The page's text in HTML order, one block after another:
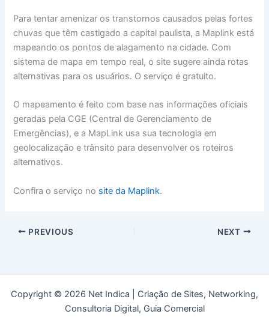
Para tentar amenizar os transtornos causados pelas fortes
chuvas que têm castigado a capital paulista, a Maplink está
mapeando os pontos de alagamento na cidade. Com
sistema de mapa em tempo real, o site sugere ainda rotas
alternativas para os usuários. O serviço é gratuito.
O mapeamento é feito com base nas informações oficiais
geradas pela CGE (Central de Gerenciamento de
Emergências), e a MapLink usa sua tecnologia em
geolocalização e trânsito para desenvolver os roteiros
alternativos.
Confira o serviço no site da Maplink.
PREVIOUS NEXT
Copyright © 2026 Net Indica | Criação de Sites, Networking,
Consultoria Digital, Guia Comercial